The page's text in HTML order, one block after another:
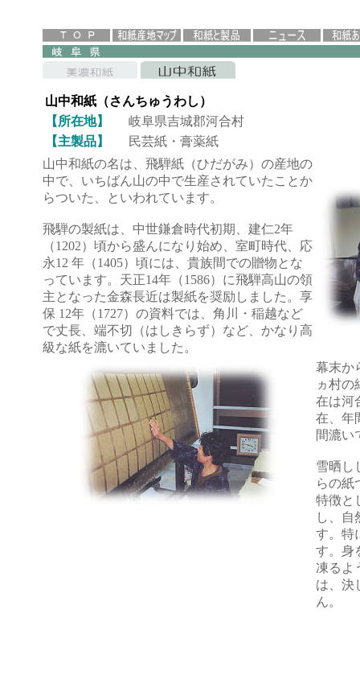
山中和紙（さんちゅうわし）
【所在地】
岐阜県吉城郡河合村
【主製品】
民芸紙・膏薬紙
山中和紙の名は、飛騨紙（ひだがみ）の産地の
中で、いちばん山の中で生産されていたことか
らついた、といわれています。
飛騨の製紙は、中世鎌倉時代初期、建仁2年
（1202）頃から盛んになり始め、室町時代、応
永12 年（1405）頃には、貴族間での贈物とな
っています。天正14年（1586）に飛騨高山の領
主となった金森長近は製紙を奨励しました。享
保 12年（1727）の資料では、角川・稲越など
で丈長、端不切（はしきらず）など、かなり高
級な紙を漉いていました。
幕末か
ヵ村の
在は河
在、年
間漉い
雪晒し
らの紙
特徴と
し、自
す。特
す。身
凍るよ
は、決
ん。